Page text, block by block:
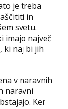
je treba
in
svetu.
imajo največ
ki naj bi jih
v naravnih
naravni
Ker